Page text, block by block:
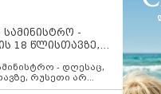
-
18 წლისთავზე,
- დღესაც,
რუსეთი არ
შუამავლობით